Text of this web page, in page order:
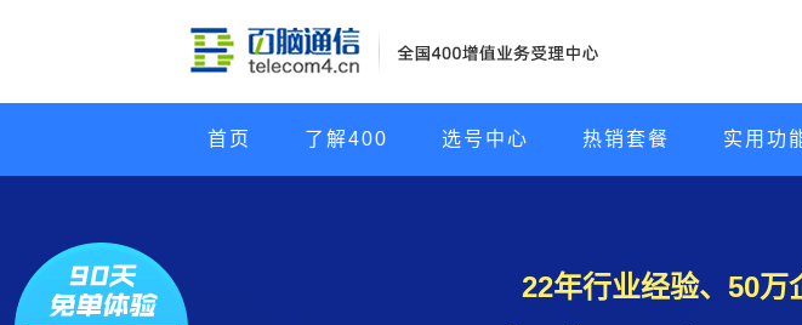
首页 了解400 选号中心 热销套餐 实用功
22年行业经验、50万